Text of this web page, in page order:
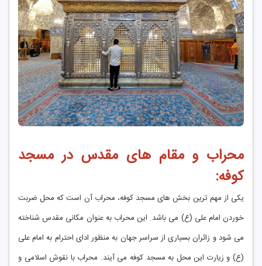
محراب و مقام های مقدس در مسجد
کوفه:
یکی از مهم ترین بخش های مسجد کوفه، محراب آن است که محل ضربت
خوردن امام علی (ع) می باشد. این محراب به عنوان مکانی مقدس شناخته
می شود و زائران بسیاری از سراسر جهان به منظور ادای احترام به امام علی
(ع) و زیارت این محل به مسجد کوفه می آیند. محراب با نقوش اسلامی و